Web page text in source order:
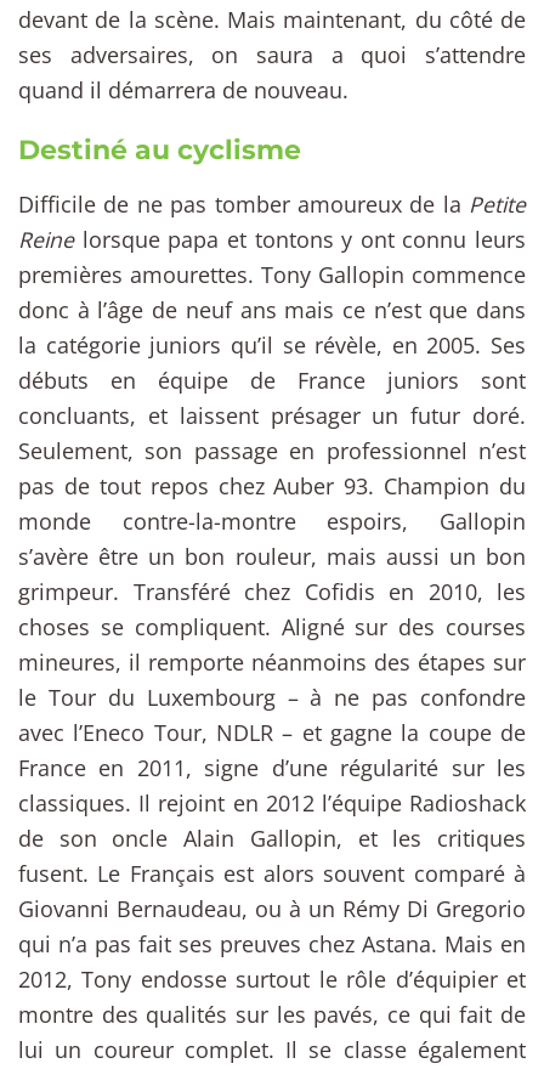
devant de la scène. Mais maintenant, du côté de
ses adversaires, on saura a quoi s’attendre
quand il démarrera de nouveau.
Destiné au cyclisme
Difficile de ne pas tomber amoureux de la Petite
Reinelorsque papa et tontons y ont connu leurs
premières amourettes. Tony Gallopin commence
donc à l’âge de neuf ans mais ce n’est que dans
la catégorie juniors qu’il se révèle, en 2005. Ses
débuts en équipe de France juniors sont
concluants, et laissent présager un futur doré.
Seulement, son passage en professionnel n’est
pas de tout repos chez Auber 93. Champion du
monde contre-la-montre espoirs, Gallopin
s’avère être un bon rouleur, mais aussi un bon
grimpeur. Transféré chez Cofidis en 2010, les
choses se compliquent. Aligné sur des courses
mineures, il remporte néanmoins des étapes sur
le Tour du Luxembourg – à ne pas confondre
avec l’Eneco Tour, NDLR – et gagne la coupe de
France en 2011, signe d’une régularité sur les
classiques. Il rejoint en 2012 l’équipe Radioshack
de son oncle Alain Gallopin, et les critiques
fusent. Le Français est alors souvent comparé à
Giovanni Bernaudeau, ou à un Rémy Di Gregorio
qui n’a pas fait ses preuves chez Astana. Mais en
2012, Tony endosse surtout le rôle d’équipier et
montre des qualités sur les pavés, ce qui fait de
lui un coureur complet. Il se classe également